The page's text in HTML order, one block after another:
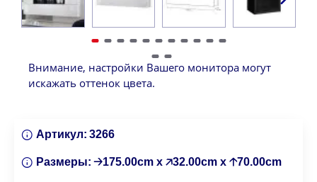
Внимание, настройки Вашего монитора могут
искажать оттенок цвета.
Артикул: 3266
Размеры: 🡢175.00cm x 🡥32.00cm x 🡡70.00cm